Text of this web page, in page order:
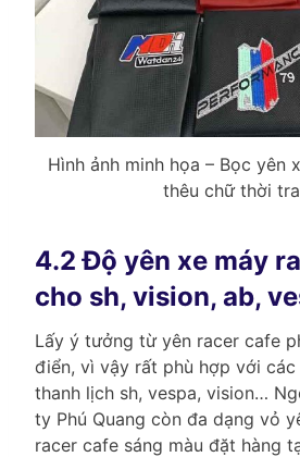
Hình ảnh minh họa – Bọc yên
thêu chữ thời
4.2 Độ yên xe máy
cho sh, vision, ab,
Lấy ý tưởng từ yên racer cafe
điển, vì vậy rất phù hợp với các
thanh lịch sh, vespa, vision…
ty Phú Quang còn đa dạng vỏ
racer cafe sáng màu đặt hàng